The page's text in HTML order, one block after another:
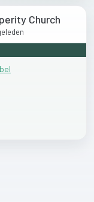
Church